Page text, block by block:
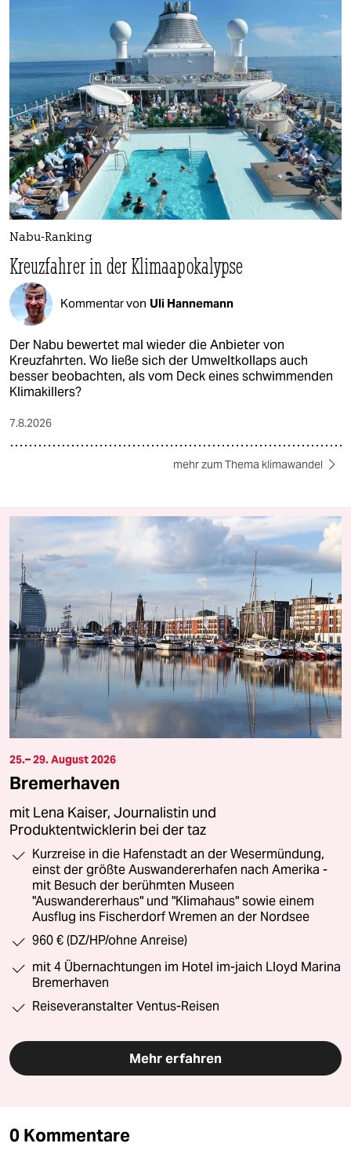
Nabu-Ranking
Kreuzfahrer in der Klimaapokalypse
Kommentar von Uli Hannemann
Der Nabu bewertet mal wieder die Anbieter von
Kreuzfahrten. Wo ließe sich der Umweltkollaps auch
besser beobachten, als vom Deck eines schwimmenden
Klimakillers?
7.8.2026
mehr zum Thema klimawandel
25.– 29. August 2026
Bremerhaven
mit Lena Kaiser, Journalistin und
Produktentwicklerin bei der taz
Kurzreise in die Hafenstadt an der Wesermündung,
einst der größte Auswandererhafen nach Amerika -
mit Besuch der berühmten Museen
"Auswandererhaus" und "Klimahaus" sowie einem
Ausflug ins Fischerdorf Wremen an der Nordsee
960 € (DZ/HP/ohne Anreise)
mit 4 Übernachtungen im Hotel im-jaich Lloyd Marina
Bremerhaven
Reiseveranstalter Ventus-Reisen
Mehr erfahren
0 Kommentare